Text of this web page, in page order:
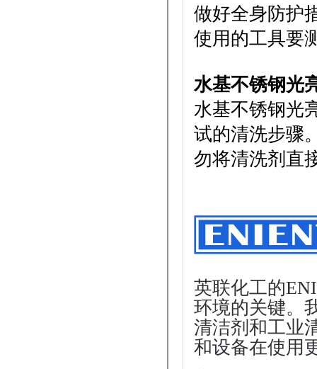
做好全身防护
使用的工具要
水基不锈钢光
水基不锈钢光
试的清洗步骤
勿将清洗剂直
英联化工的
环境的关键。
清洁剂和工业
和设备在使用